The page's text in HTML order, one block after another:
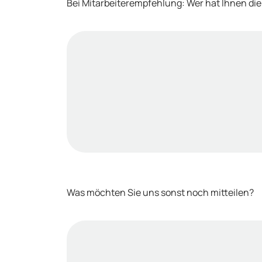
Bei Mitarbeiterempfehlung: Wer hat Ihnen
Was möchten Sie uns sonst noch mitteilen?